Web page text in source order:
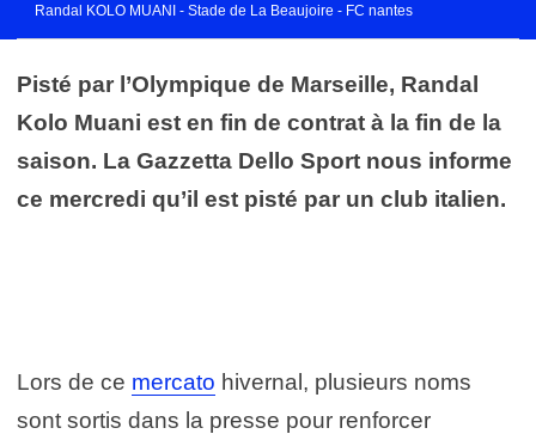
Randal KOLO MUANI - Stade de La Beaujoire - FC nantes
Pisté par l’Olympique de Marseille, Randal
Kolo Muani est en fin de contrat à la fin de la
saison. La Gazzetta Dello Sport nous informe
ce mercredi qu’il est pisté par un club italien.
Lors de ce mercato hivernal, plusieurs noms
sont sortis dans la presse pour renforcer